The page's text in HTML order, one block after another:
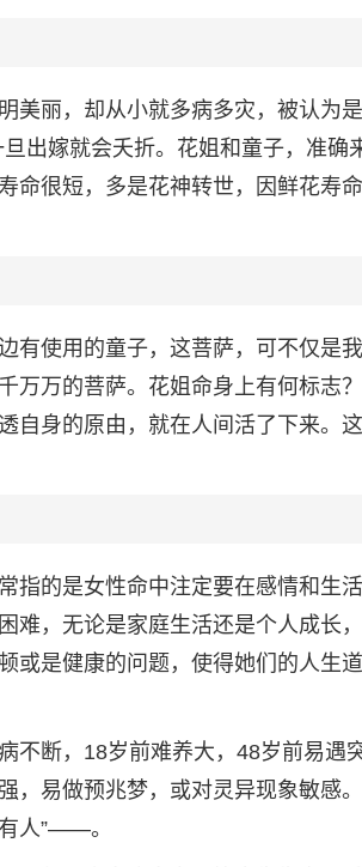
美丽，却从小就多病多灾，被认为
出嫁就会夭折。花姐和童子，准确
命很短，多是花神转世，因鲜花寿命
有使用的童子，这菩萨，可不仅是我
万的菩萨。花姐命身上有何标志？
自身的原由，就在人间活了下来。这
指的是女性命中注定要在感情和生
难，无论是家庭生活还是个人成长
或是健康的问题，使得她们的人生
不断，18岁前难养大，48岁前易遇
，易做预兆梦，或对灵异现象敏感
人”——。